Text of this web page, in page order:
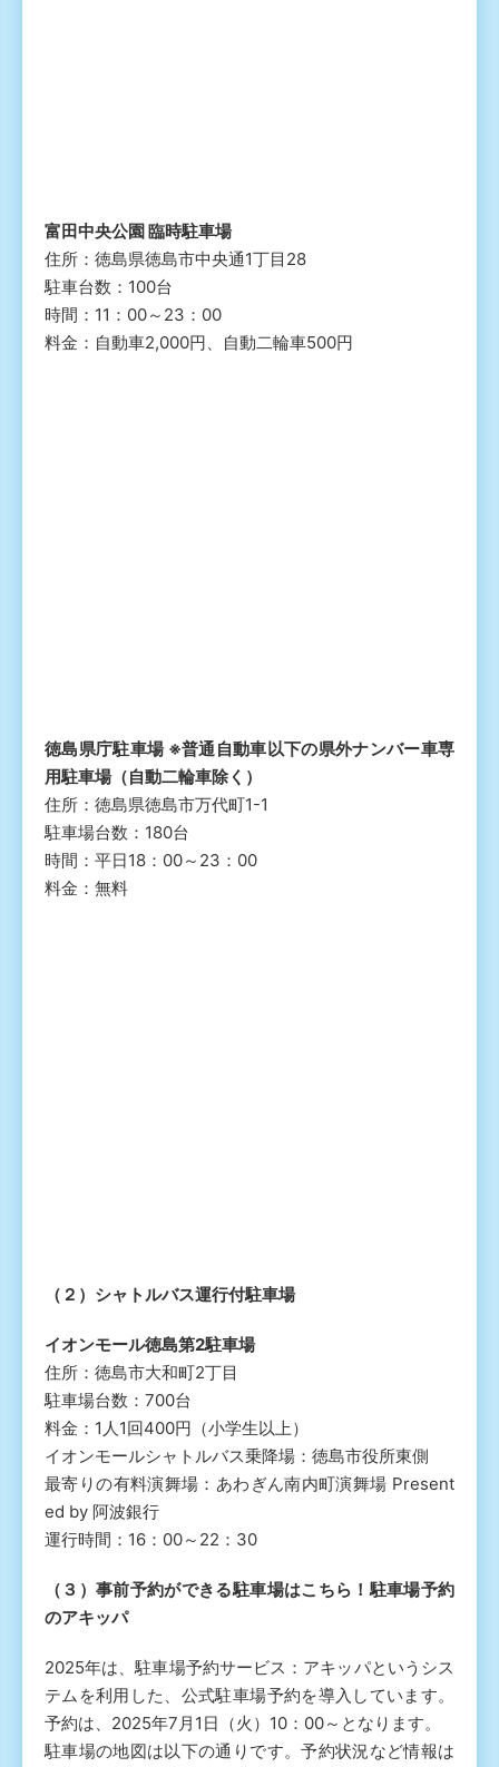
富田中央公園 臨時駐車場
住所：徳島県徳島市中央通1丁目28
駐車台数：100台
時間：11：00～23：00
料金：自動車2,000円、自動二輪車500円
徳島県庁駐車場 ※普通自動車以下の県外ナンバー車専
用駐車場（自動二輪車除く）
住所：徳島県徳島市万代町1-1
駐車場台数：180台
時間：平日18：00～23：00
料金：無料
（２）シャトルバス運行付駐車場
イオンモール徳島第2駐車場
住所：徳島市大和町2丁目
駐車場台数：700台
料金：1人1回400円（小学生以上）
イオンモールシャトルバス乗降場：徳島市役所東側
最寄りの有料演舞場：あわぎん南内町演舞場 Present
ed by 阿波銀行
運行時間：16：00～22：30
（３）事前予約ができる駐車場はこちら！駐車場予約
のアキッパ
2025年は、駐車場予約サービス：アキッパというシス
テムを利用した、公式駐車場予約を導入しています。
予約は、2025年7月1日（火）10：00～となります。
駐車場の地図は以下の通りです。予約状況など情報は